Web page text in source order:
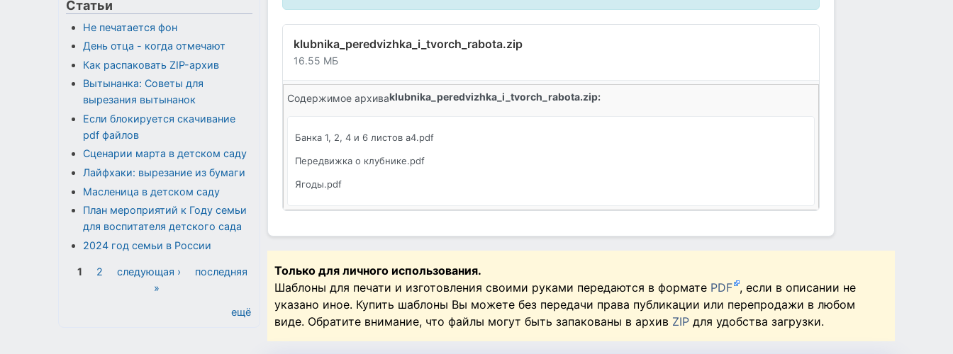
klubnika_peredvizhka_i_tvorch_rabota.zip
16.55 МБ
Содержимое архиваklubnika_peredvizhka_i_tvorch_rabota.zip:
Банка 1, 2, 4 и 6 листов а4.pdf
Передвижка о клубнике.pdf
Ягоды.pdf
Только для личного использования.
Шаблоны для печати и изготовления своими руками передаются в формате PDF , если в описании не
указано иное. Купить шаблоны Вы можете без передачи права публикации или перепродажи в любом
виде. Обратите внимание, что файлы могут быть запакованы в архив ZIP для удобства загрузки.
Статьи
Не печатается фон
День отца - когда отмечают
Как распаковать ZIP-архив
Вытынанка: Советы для
вырезания вытынанок
Если блокируется скачивание
pdf файлов
Сценарии марта в детском саду
Лайфхаки: вырезание из бумаги
Масленица в детском саду
План мероприятий к Году семьи
для воспитателя детского сада
2024 год семьи в России
Страницы
1 2 следующая ›
последняя
»
ещё